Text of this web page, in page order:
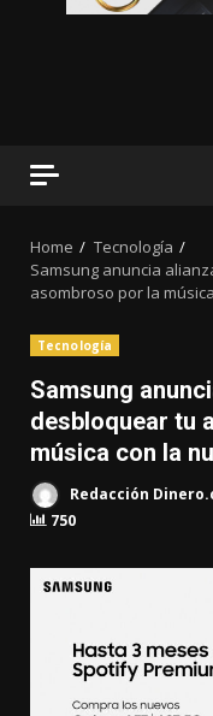
Home
Tecnología
Samsung anuncia
asombroso por la
Tecnología
Samsung
desbloquear tu
música con la
Redacción
750